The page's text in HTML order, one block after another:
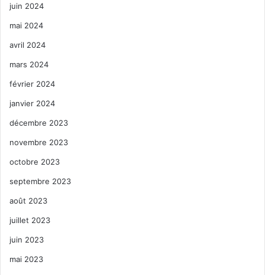
juin 2024
mai 2024
avril 2024
mars 2024
février 2024
janvier 2024
décembre 2023
novembre 2023
octobre 2023
septembre 2023
août 2023
juillet 2023
juin 2023
mai 2023